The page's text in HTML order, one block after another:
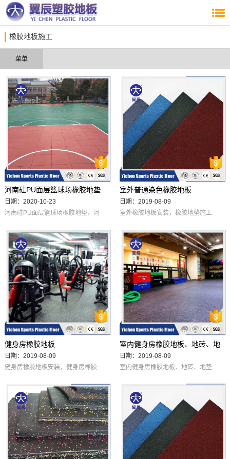
橡胶地板施工
菜单
河南硅PU面层篮球场橡胶地垫
日期：2020-10-23
河南硅PU面层篮球场橡胶地垫，河
育塑胶地板专注塑胶地板16年产品
远销美国加拿大及东南亚等几十个
国家诚信好品质打造国际塑胶地板
品牌领导者！
室外普通染色橡胶地板
日期：2019-08-09
室外橡胶地板安装，橡胶地垫施工
备注 500 × 500 × 15 12.8 红、
绿、兰、灰、黑、黄 500 × 500 ×
20 16.8 500 × 500 × 25 20.8 500
× 500 × 30 24.8 500 × 500 × 35
22.8 底部带
健身房橡胶地板
日期：2019-08-09
健身房橡胶地板安装，健身房橡胶
备注 500 × 500 × 15 12.8 500 ×
500 × 20 16.8 500× 500 × 25 20.8
500 × 500 × 30 24.8 500 × 500 ×
35 22.8 底部带槽 500 × 500 × 40
25.6 底部带槽
室内健身房橡胶地板、地砖、地
垫
日期：2019-08-09
室内健身房橡胶地板、地砖、地垫
公斤 备注 500 × 500 × 15 12.8
500 × 500 × 20 16.8 500× 500 ×
25 20.8 500 × 500 × 30 24.8 500
× 500 ×